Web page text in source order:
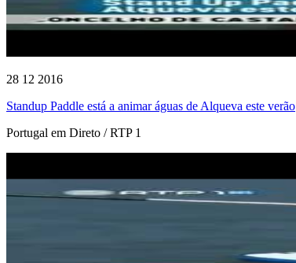
28 12 2016
Standup Paddle está a animar águas de Alqueva este verão
Portugal em Direto / RTP 1